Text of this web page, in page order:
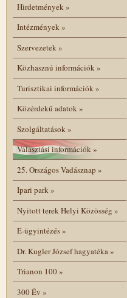
Hirdetmények»
Intézmények»
Szervezetek»
Közhasznú információk»
Turisztikai információk»
Közérdekű adatok»
Szolgáltatások»
Választási információk»
25. Országos Vadásznap »
Ipari park»
Nyitott terek Helyi Közösség »
E-ügyintézés»
Dr. Kugler József hagyatéka»
Trianon 100»
300 Év »